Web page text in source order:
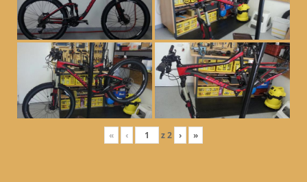
« ‹ z2 › »